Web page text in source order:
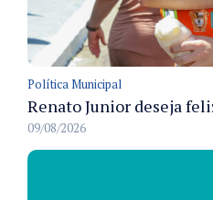
Política Municipal
09/08/2026